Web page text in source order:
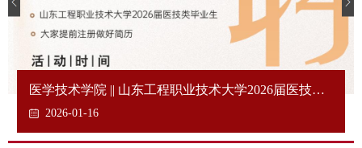
医学技术学院 || 山东工程职业技术大学2026届医技类
毕业生 “寒假不断线·暖心促就业”线上招聘会邀请函
2026-01-16